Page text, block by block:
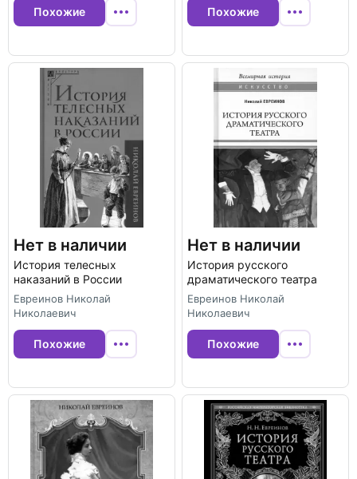
Похожие Похожие
Нет в наличии
История телесных
наказаний в России
Евреинов Николай
Николаевич
Похожие
Нет в наличии
История русского
драматического театра
Евреинов Николай
Николаевич
Похожие